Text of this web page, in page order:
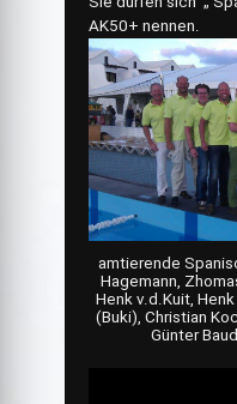
AK50+ nennen.
amtierende
Hagemann,
Henk v.d.Kuit,
(Buki), Christian
Günter